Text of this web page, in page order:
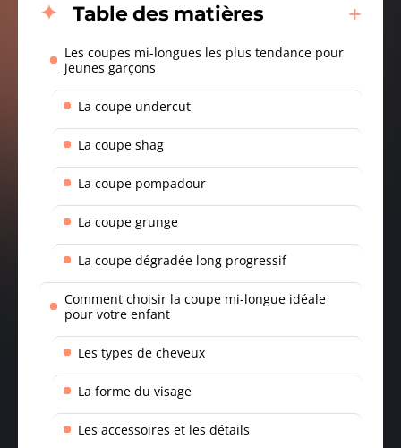
Table des matières
Les coupes mi-longues les plus tendance pour
jeunes garçons
La coupe undercut
La coupe shag
La coupe pompadour
La coupe grunge
La coupe dégradée long progressif
Comment choisir la coupe mi-longue idéale
pour votre enfant
Les types de cheveux
La forme du visage
Les accessoires et les détails